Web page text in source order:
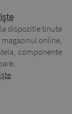
dispozitie tinute
online,
componente